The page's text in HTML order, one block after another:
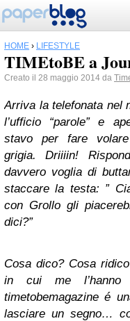
HOME › LIFESTYLE
TIMEtoBE a
Creato il 28 maggio 2014 da
Arriva la telefonata nel
l’ufficio “parole” e
stavo per fare
grigia.Driiiin!
davvero voglia di
staccare la testa: ”
con Grollo gli
dici?”
Cosa dico? Cosa
in cui me l’hanno
timetobemagazine é
lasciare un segno…